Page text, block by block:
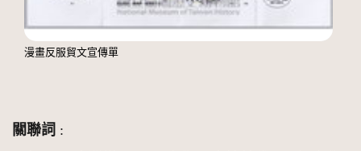
漫畫反服貿文宣傳單
關聯詞 :